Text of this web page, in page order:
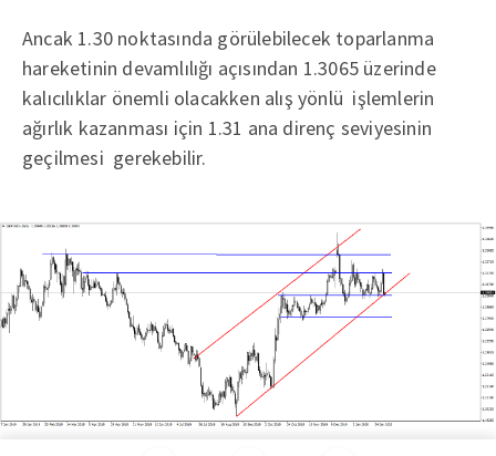
Ancak 1.30 noktasında görülebilecek toparlanma
hareketinin devamlılığı açısından 1.3065 üzerinde
kalıcılıklar önemli olacakken alış yönlü işlemlerin
ağırlık kazanması için 1.31 ana direnç seviyesinin
geçilmesi gerekebilir.